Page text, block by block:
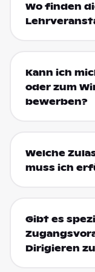
Wo finden
Kann ich
oder zum
bewerben?
Welche
muss ich
Gibt es
Dirigieren